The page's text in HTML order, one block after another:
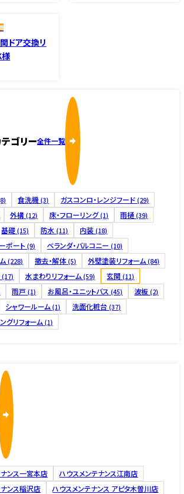
ドア交換リ
ゴリー全件一覧
食洗機(3) ガスコンロ・レンジフード(29)
外構(12) 床・フローリング(1) 雨樋(39)
基礎(15) 防水(11) 内装(18)
ポート(9) ベランダ・バルコニー(10)
(228) 撤去・解体(5) 外壁塗装リフォーム(84)
(17) 水まわりリフォーム(59) 玄関(11)
雨戸(1) お風呂・ユニットバス(45) 波板(2)
シャワールーム(1) 洗面化粧台(37)
グリフォーム(1)
ンス一宮本店
ハウスメンテナンス江南店
ンス稲沢店
ハウスメンテナンス アピタ木曽川店